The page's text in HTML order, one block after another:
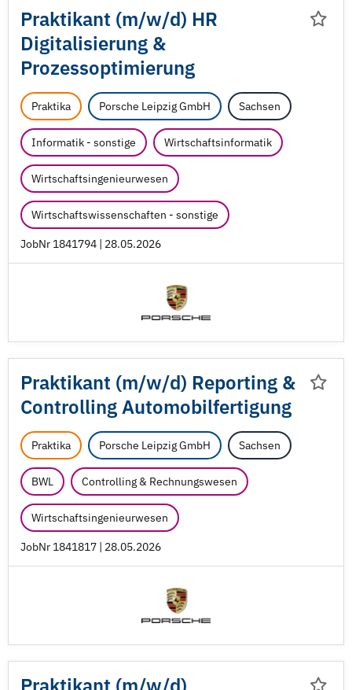
Praktikant (m/w/d) HR
Digitalisierung &
Prozessoptimierung
Praktika Porsche Leipzig GmbH Sachsen
Informatik - sonstige Wirtschaftsinformatik
Wirtschaftsingenieurwesen
Wirtschaftswissenschaften - sonstige
JobNr 1841794 | 28.05.2026
Praktikant (m/w/d) Reporting &
Controlling Automobilfertigung
Praktika Porsche Leipzig GmbH Sachsen
BWL Controlling & Rechnungswesen
Wirtschaftsingenieurwesen
JobNr 1841817 | 28.05.2026